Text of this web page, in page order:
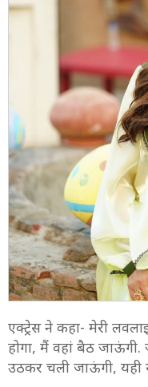
एक्ट्रेस ने कहा- मेरी
होगा, मैं वहां बैठ जाऊंगी.
उठकर चली जाऊंगी, यही